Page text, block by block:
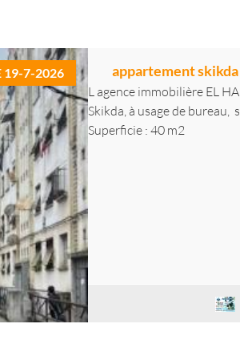
19-7-2026 appartement
L agence immobilière EL
Skikda, à usage de bureau,
Superficie : 40 m2